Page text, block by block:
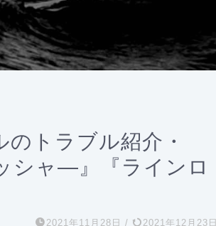
のトラブル紹介・
シャ―』『ラインロ
2021年11月28日 / 2021年12月23日